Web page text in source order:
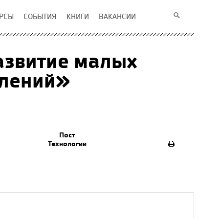
СОБЫТИЯ КНИГИ ВАКАНСИИ
малых
Пост
Технологии